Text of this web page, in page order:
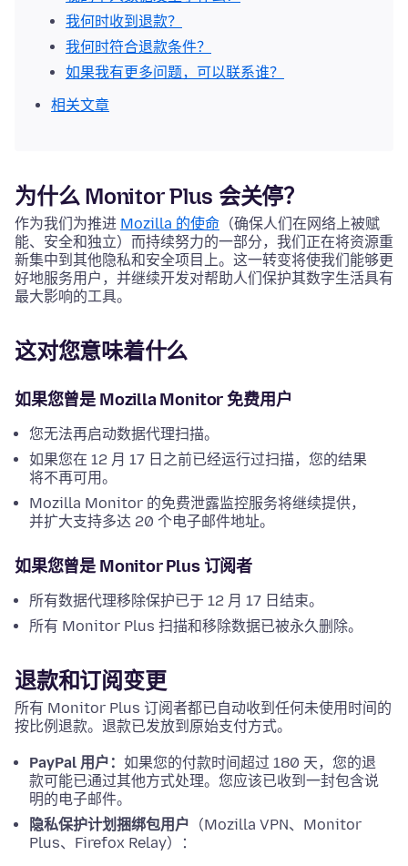
我何时收到退款？
我何时符合退款条件？
如果我有更多问题，可以联系谁？
相关文章
为什么 Monitor Plus 会关停？
作为我们为推进 Mozilla 的使命 （确保人们在网络上被赋
能、安全和独立）而持续努力的一部分，我们正在将资源重
新集中到其他隐私和安全项目上。这一转变将使我们能够更
好地服务用户，并继续开发对帮助人们保护其数字生活具有
最大影响的工具。
这对您意味着什么
如果您曾是 Mozilla Monitor 免费用户
您无法再启动数据代理扫描。
如果您在 12 月 17 日之前已经运行过扫描，您的结果
将不再可用。
Mozilla Monitor 的免费泄露监控服务将继续提供，
并扩大支持多达 20 个电子邮件地址。
如果您曾是 Monitor Plus 订阅者
所有数据代理移除保护已于 12 月 17 日结束。
所有 Monitor Plus 扫描和移除数据已被永久删除。
退款和订阅变更
所有 Monitor Plus 订阅者都已自动收到任何未使用时间的
按比例退款。退款已发放到原始支付方式。
PayPal 用户： 如果您的付款时间超过 180 天，您的退
款可能已通过其他方式处理。您应该已收到一封包含说
明的电子邮件。
隐私保护计划捆绑包用户 （Mozilla VPN、Monitor
Plus、Firefox Relay）：